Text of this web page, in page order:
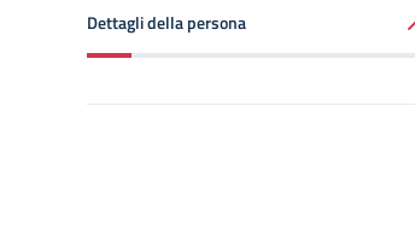
Dettagli della persona